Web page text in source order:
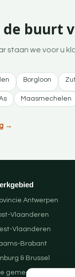
buurt
staan we voor u
Borgloon
Maasmechelen
→
Antwerpen
Vlaanderen
Vlaanderen
Brabant
& Brussel
gemeenten